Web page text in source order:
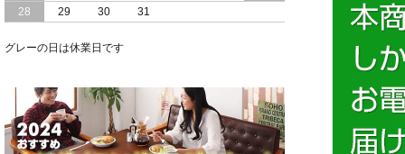
し 収納庫 付き チェスト ベッド 日本製
28
29 30 31
グレーの日は休業日です